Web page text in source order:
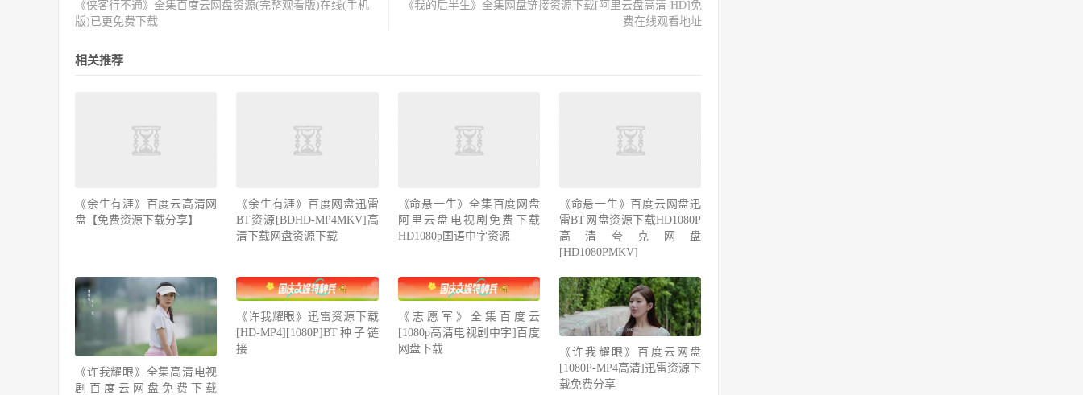
《侠客行不通》全集百度云网盘资源(完整观看版)在线(手机
版)已更免费下载
《我的后半生》全集网盘链接资源下载[阿里云盘高清-HD]免
费在线观看地址
相关推荐
《余生有涯》百度云高清网
盘【免费资源下载分享】
《余生有涯》百度网盘迅雷
BT资源[BDHD-MP4MKV]高
清下载网盘资源下载
《命悬一生》全集百度网盘
阿里云盘电视剧免费下载
HD1080p国语中字资源
《命悬一生》百度云网盘迅
雷BT网盘资源下载HD1080P
高清夸克网盘
[HD1080PMKV]
《许我耀眼》全集高清电视
剧百度云网盘免费下载
《许我耀眼》迅雷资源下载
[HD-MP4][1080P]BT种子链
接
《志愿军》全集百度云
[1080p高清电视剧中字]百度
网盘下载
《许我耀眼》百度云网盘
[1080P-MP4高清]迅雷资源下
载免费分享